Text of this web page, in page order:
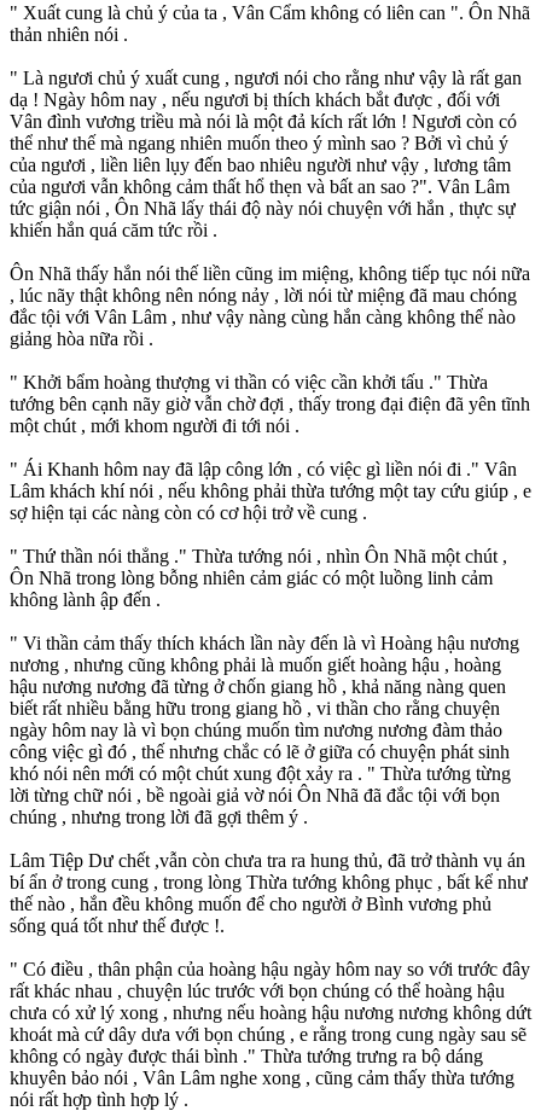
" Xuất cung là chủ ý của ta , Vân Cẩm không có liên can ". Ôn Nhã
thản nhiên nói .
" Là ngươi chủ ý xuất cung , ngươi nói cho rằng như vậy là rất gan
dạ ! Ngày hôm nay , nếu ngươi bị thích khách bắt được , đối với
Vân đình vương triều mà nói là một đả kích rất lớn ! Ngươi còn có
thể như thế mà ngang nhiên muốn theo ý mình sao ? Bởi vì chủ ý
của ngươi , liền liên lụy đến bao nhiêu người như vậy , lương tâm
của ngươi vẫn không cảm thất hổ thẹn và bất an sao ?". Vân Lâm
tức giận nói , Ôn Nhã lấy thái độ này nói chuyện với hắn , thực sự
khiến hắn quá căm tức rồi .
Ôn Nhã thấy hắn nói thế liền cũng im miệng, không tiếp tục nói nữa
, lúc nãy thật không nên nóng nảy , lời nói từ miệng đã mau chóng
đắc tội với Vân Lâm , như vậy nàng cùng hắn càng không thể nào
giảng hòa nữa rồi .
" Khởi bẩm hoàng thượng vi thần có việc cần khởi tấu ." Thừa
tướng bên cạnh nãy giờ vẫn chờ đợi , thấy trong đại điện đã yên tĩnh
một chút , mới khom người đi tới nói .
" Ái Khanh hôm nay đã lập công lớn , có việc gì liền nói đi ." Vân
Lâm khách khí nói , nếu không phải thừa tướng một tay cứu giúp , e
sợ hiện tại các nàng còn có cơ hội trở về cung .
" Thứ thần nói thẳng ." Thừa tướng nói , nhìn Ôn Nhã một chút ,
Ôn Nhã trong lòng bỗng nhiên cảm giác có một luồng linh cảm
không lành ập đến .
" Vi thần cảm thấy thích khách lần này đến là vì Hoàng hậu nương
nương , nhưng cũng không phải là muốn giết hoàng hậu , hoàng
hậu nương nương đã từng ở chốn giang hồ , khả năng nàng quen
biết rất nhiều bằng hữu trong giang hồ , vi thần cho rằng chuyện
ngày hôm nay là vì bọn chúng muốn tìm nương nương đàm thảo
công việc gì đó , thế nhưng chắc có lẽ ở giữa có chuyện phát sinh
khó nói nên mới có một chút xung đột xảy ra . " Thừa tướng từng
lời từng chữ nói , bề ngoài giả vờ nói Ôn Nhã đã đắc tội với bọn
chúng , nhưng trong lời đã gợi thêm ý .
Lâm Tiệp Dư chết ,vẫn còn chưa tra ra hung thủ, đã trở thành vụ án
bí ẩn ở trong cung , trong lòng Thừa tướng không phục , bất kể như
thế nào , hắn đều không muốn để cho người ở Bình vương phủ
sống quá tốt như thế được !.
" Có điều , thân phận của hoàng hậu ngày hôm nay so với trước đây
rất khác nhau , chuyện lúc trước với bọn chúng có thể hoàng hậu
chưa có xử lý xong , nhưng nếu hoàng hậu nương nương không dứt
khoát mà cứ dây dưa với bọn chúng , e rằng trong cung ngày sau sẽ
không có ngày được thái bình ." Thừa tướng trưng ra bộ dáng
khuyên bảo nói , Vân Lâm nghe xong , cũng cảm thấy thừa tướng
nói rất hợp tình hợp lý .